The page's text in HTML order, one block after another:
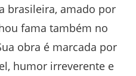
brasileira, amado por
fama também no
obra é marcada por
humor irreverente e